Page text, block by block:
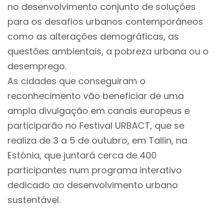
no desenvolvimento conjunto de soluções
para os desafios urbanos contemporâneos
como as alterações demográficas, as
questões ambientais, a pobreza urbana ou o
desemprego.
As cidades que conseguiram o
reconhecimento vão beneficiar de uma
ampla divulgação em canais europeus e
participarão no Festival URBACT, que se
realiza de 3 a 5 de outubro, em Tallin, na
Estónia, que juntará cerca de 400
participantes num programa interativo
dedicado ao desenvolvimento urbano
sustentável.